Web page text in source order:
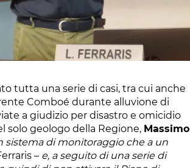
tutta una serie di casi, tra cui anche
Comboé durante alluvione di
a giudizio per disastro e omicidio
solo geologo della Regione, Massimo
sistema di monitoraggio che a un
– e, a seguito di una serie di